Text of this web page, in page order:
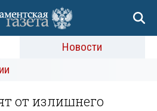
Новости
от излишнего